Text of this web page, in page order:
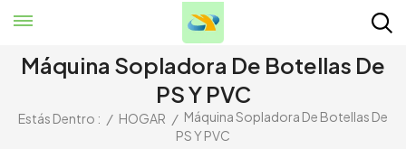
Máquina Sopladora De Botellas De
PS Y PVC
Estás Dentro : / HOGAR / Máquina Sopladora De Botellas De
PS Y PVC